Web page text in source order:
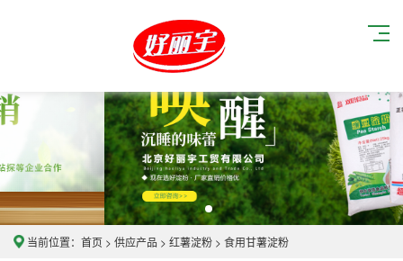
当前位置： 首页 > 供应产品 > 红薯淀粉 > 食用甘薯淀粉